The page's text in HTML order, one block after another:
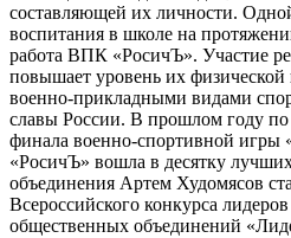
составляющей их личности.
воспитания в школе на
работа ВПК «РосичЪ». Участие
повышает уровень их физической
военно-прикладными видами
славы России. В прошлом году по
финала военно-спортивной игры
«РосичЪ» вошла в десятку
объединения Артем Худомясов
Всероссийского конкурса
общественных объединений